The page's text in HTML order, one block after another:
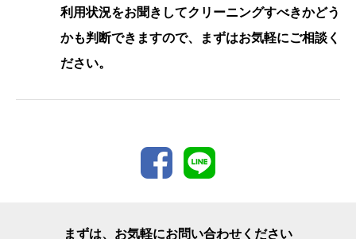
利用状況をお聞きしてクリーニングすべきかどう
かも判断できますので、まずはお気軽にご相談く
ださい。
まずは、お気軽にお問い合わせください